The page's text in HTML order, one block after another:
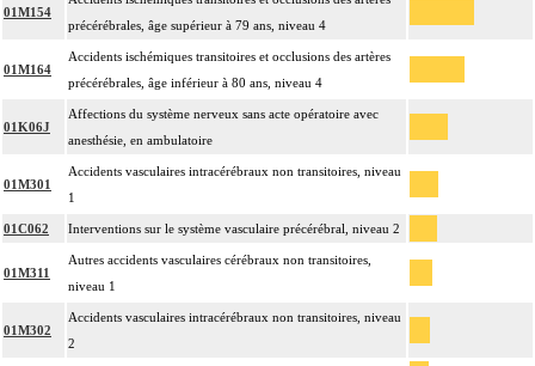
01M154
précérébrales, âge supérieur à 79 ans, niveau 4
01M164
Accidents ischémiques transitoires et occlusions des artères
précérébrales, âge inférieur à 80 ans, niveau 4
01K06J
Affections du système nerveux sans acte opératoire avec
anesthésie, en ambulatoire
01M301
Accidents vasculaires intracérébraux non transitoires, niveau
1
01C062 Interventions sur le système vasculaire précérébral, niveau 2
01M311
Autres accidents vasculaires cérébraux non transitoires,
niveau 1
01M302
Accidents vasculaires intracérébraux non transitoires, niveau
2